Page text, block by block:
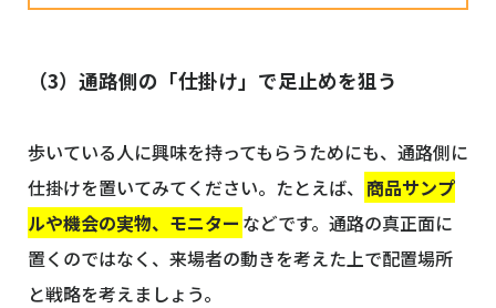
（3）通路側の「仕掛け」で足止めを狙う
歩いている人に興味を持ってもらうためにも、通路側に
仕掛けを置いてみてください。たとえば、 商品サンプ
ルや機会の実物、モニター などです。通路の真正面に
置くのではなく、来場者の動きを考えた上で配置場所
と戦略を考えましょう。